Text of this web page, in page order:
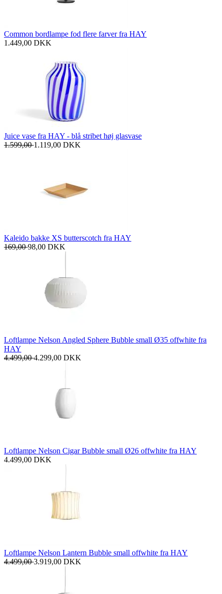
Common bordlampe fod flere farver fra HAY
1.449,00 DKK
Juice vase fra HAY - blå stribet høj glasvase
1.599,001.119,00 DKK
Kaleido bakke XS butterscotch fra HAY
169,0098,00 DKK
Loftlampe Nelson Angled Sphere Bubble small Ø35 offwhite fra
HAY
4.499,004.299,00 DKK
Loftlampe Nelson Cigar Bubble small Ø26 offwhite fra HAY
4.499,00 DKK
Loftlampe Nelson Lantern Bubble small offwhite fra HAY
4.499,003.919,00 DKK